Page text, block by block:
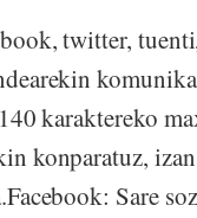
twitter,
karaktereko
konparatuz,
Sare